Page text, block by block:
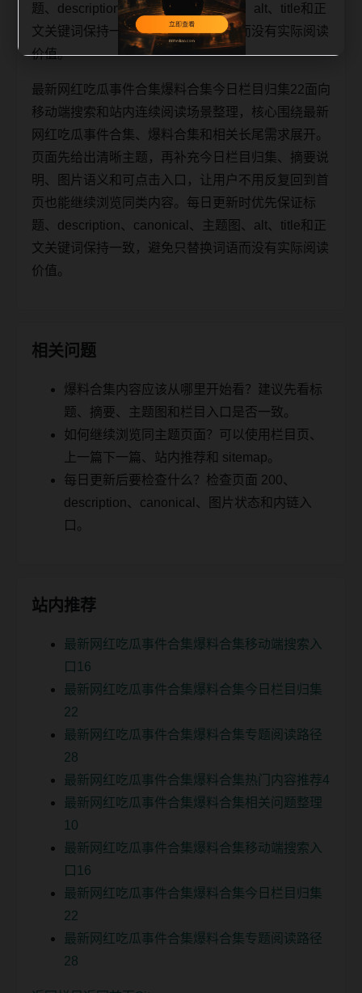
题、description、canonical、主题图、alt、title和正
文关键词保持一致，避免只替换词语而没有实际阅读
价值。
最新网红吃瓜事件合集爆料合集今日栏目归集22面向
移动端搜索和站内连续阅读场景整理，核心围绕最新
网红吃瓜事件合集、爆料合集和相关长尾需求展开。
页面先给出清晰主题，再补充今日栏目归集、摘要说
明、图片语义和可点击入口，让用户不用反复回到首
页也能继续浏览同类内容。每日更新时优先保证标
题、description、canonical、主题图、alt、title和正
文关键词保持一致，避免只替换词语而没有实际阅读
价值。
相关问题
爆料合集内容应该从哪里开始看？建议先看标
题、摘要、主题图和栏目入口是否一致。
如何继续浏览同主题页面？可以使用栏目页、
上一篇下一篇、站内推荐和 sitemap。
每日更新后要检查什么？检查页面 200、
description、canonical、图片状态和内链入
口。
站内推荐
最新网红吃瓜事件合集爆料合集移动端搜索入
口16
最新网红吃瓜事件合集爆料合集今日栏目归集
22
最新网红吃瓜事件合集爆料合集专题阅读路径
28
最新网红吃瓜事件合集爆料合集热门内容推荐4
最新网红吃瓜事件合集爆料合集相关问题整理
10
最新网红吃瓜事件合集爆料合集移动端搜索入
口16
最新网红吃瓜事件合集爆料合集今日栏目归集
22
最新网红吃瓜事件合集爆料合集专题阅读路径
28